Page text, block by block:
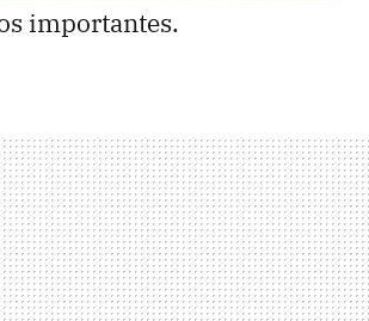
importantes.